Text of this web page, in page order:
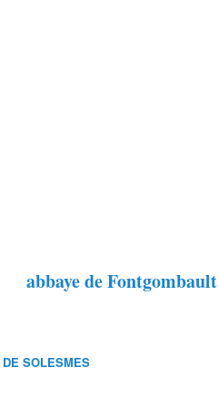
abbaye de Fontgombault
SOLESMES